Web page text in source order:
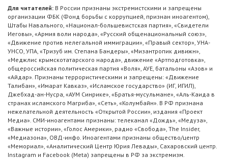
Для читателей: В России признаны экстремистскими и запрещены
организации ФБК (Фонд борьбы с коррупцией, признан иноагентом),
Штабы Навального, «Национал-большевистская партия», «Свидетели
Иеговы», «Армия воли народа», «Русский общенациональный союз»,
«Движение против нелегальной иммиграции», «Правый сектор», УНА-
УНСО, УПА, «Тризуб им. Степана Бандеры», «Мизантропик дивижн»,
«Меджлис крымскотатарского народа», движение «Артподготовка»,
общероссийская политическая партия «Воля», АУЕ, батальоны «Азов» и
«Айдар». Признаны террористическими и запрещены: «Движение
Талибан», «Имарат Кавказ», «Исламское государство» (ИГ, ИГИЛ),
Джебхад-ан-Нусра, «АУМ Синрике», «Братья-мусульмане», «Аль-Каида в
странах исламского Магриба», «Сеть», «Колумбайн». В РФ признана
нежелательной деятельность «Открытой России», издания «Проект
Медиа». СМИ-иноагентами признаны: телеканал «Дождь», «Медуза»,
«Важные истории», «Голос Америки», радио «Свобода», The Insider,
«Медиазона», ОВД-инфо. Иноагентами признаны общество/центр
«Мемориал», «Аналитический Центр Юрия Левады», Сахаровский центр.
Instagram и Facebook (Metа) запрещены в РФ за экстремизм.